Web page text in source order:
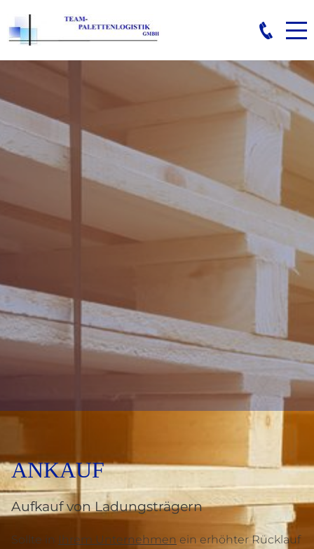
ANKAUF
Aufkauf von Ladungsträgern
Sollte in Ihrem Unternehmen ein erhöhter Rücklauf